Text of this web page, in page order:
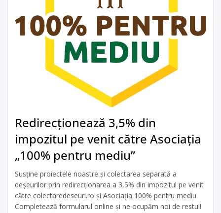
Redirecționează 3,5% din
impozitul pe venit către Asociația
„100% pentru mediu”
Susține proiectele noastre și colectarea separată a
deșeurilor prin redirecționarea a 3,5% din impozitul pe venit
către colectaredeseuri.ro și Asociația 100% pentru mediu.
Completează formularul online și ne ocupăm noi de restul!